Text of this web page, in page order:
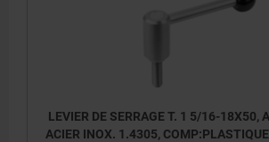
LEVIER DE SERRAGE T. 1 5/16-18X50,
ACIER INOX. 1.4305, COMP:PLASTIQUE